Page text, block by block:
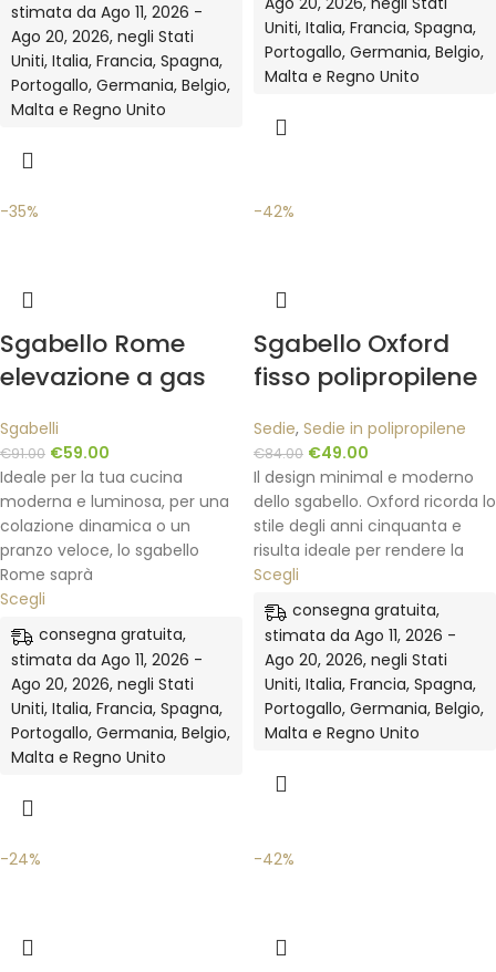
stimata da Ago 11, 2026 -
Ago 20, 2026, negli Stati
Uniti, Italia, Francia, Spagna,
Portogallo, Germania, Belgio,
Malta e Regno Unito
Uniti, Italia, Francia, Spagna,
Portogallo, Germania, Belgio,
Malta e Regno Unito
-35%
Sgabello Rome
elevazione a gas
Sgabelli
€91.00 €59.00
Ideale per la tua cucina
moderna e luminosa, per una
colazione dinamica o un
pranzo veloce, lo sgabello
Rome saprà
Scegli
consegna gratuita,
stimata da Ago 11, 2026 -
Ago 20, 2026, negli Stati
Uniti, Italia, Francia, Spagna,
Portogallo, Germania, Belgio,
Malta e Regno Unito
-42%
Sgabello Oxford
fisso polipropilene
Sedie, Sedie in polipropilene
€84.00 €49.00
Il design minimal e moderno
dello sgabello. Oxford ricorda lo
stile degli anni cinquanta e
risulta ideale per rendere la
Scegli
consegna gratuita,
stimata da Ago 11, 2026 -
Ago 20, 2026, negli Stati
Uniti, Italia, Francia, Spagna,
Portogallo, Germania, Belgio,
Malta e Regno Unito
-24% -42%